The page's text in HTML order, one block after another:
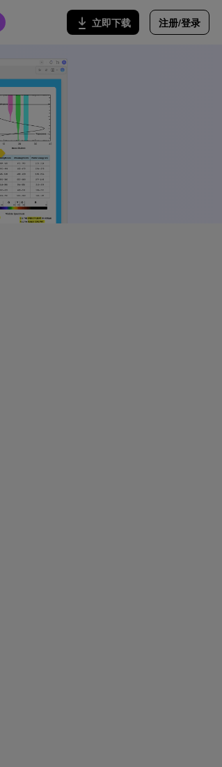
立即下载 注册/登录